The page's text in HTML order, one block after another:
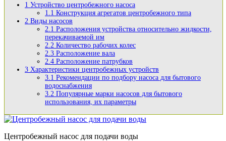
1 Устройство центробежного насоса
1.1 Конструкция агрегатов центробежного типа
2 Виды насосов
2.1 Расположения устройства относительно жидкости,
перекачиваемой им
2.2 Количество рабочих колес
2.3 Расположение вала
2.4 Расположение патрубков
3 Характеристики центробежных устройств
3.1 Рекомендации по подбору насоса для бытового
водоснабжения
3.2 Популярные марки насосов для бытового
использования, их параметры
Центробежный насос для подачи воды